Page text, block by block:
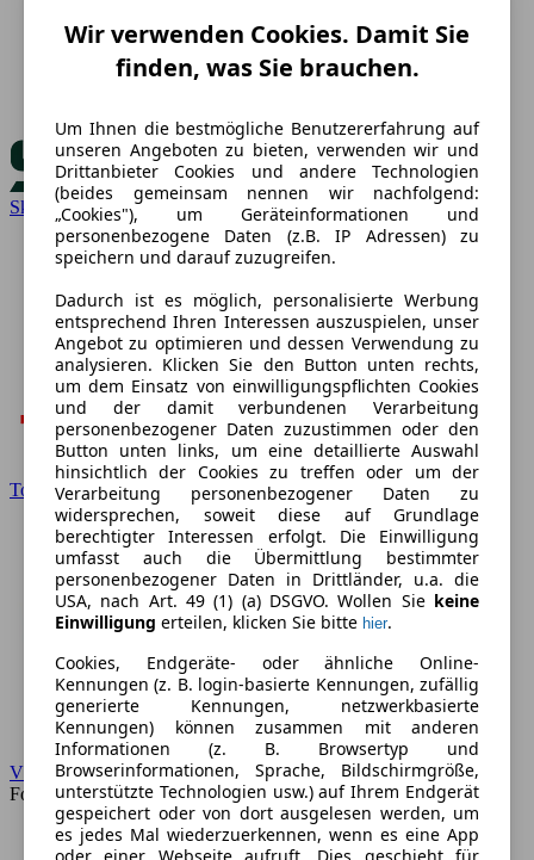
Skoda
Toyota
VW
Forum
Wir verwenden Cookies. Damit Sie
finden, was Sie brauchen.
Um Ihnen die bestmögliche Benutzererfahrung auf
unseren Angeboten zu bieten, verwenden wir und
Drittanbieter Cookies und andere Technologien
(beides gemeinsam nennen wir nachfolgend:
„Cookies"), um Geräteinformationen und
personenbezogene Daten (z.B. IP Adressen) zu
speichern und darauf zuzugreifen.
Dadurch ist es möglich, personalisierte Werbung
entsprechend Ihren Interessen auszuspielen, unser
Angebot zu optimieren und dessen Verwendung zu
analysieren. Klicken Sie den Button unten rechts,
um dem Einsatz von einwilligungspflichten Cookies
und der damit verbundenen Verarbeitung
personenbezogener Daten zuzustimmen oder den
Button unten links, um eine detaillierte Auswahl
hinsichtlich der Cookies zu treffen oder um der
Verarbeitung personenbezogener Daten zu
widersprechen, soweit diese auf Grundlage
berechtigter Interessen erfolgt. Die Einwilligung
umfasst auch die Übermittlung bestimmter
personenbezogener Daten in Drittländer, u.a. die
USA, nach Art. 49 (1) (a) DSGVO. Wollen Sie keine
Einwilligung erteilen, klicken Sie bitte hier.
Cookies, Endgeräte- oder ähnliche Online-
Kennungen (z. B. login-basierte Kennungen, zufällig
generierte Kennungen, netzwerkbasierte
Kennungen) können zusammen mit anderen
Informationen (z. B. Browsertyp und
Browserinformationen, Sprache, Bildschirmgröße,
unterstützte Technologien usw.) auf Ihrem Endgerät
gespeichert oder von dort ausgelesen werden, um
es jedes Mal wiederzuerkennen, wenn es eine App